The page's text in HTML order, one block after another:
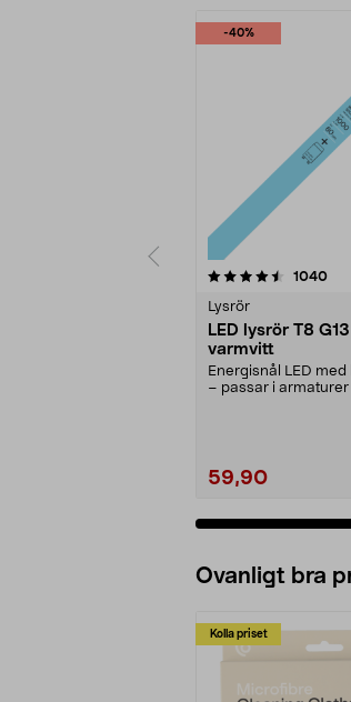
-40%
1040
Lysrör
LED lysrör T8
varmvitt
Energisnål LED
– passar i armaturer
59,90
4.5 av 5
Ovanligt bra
Kolla priset